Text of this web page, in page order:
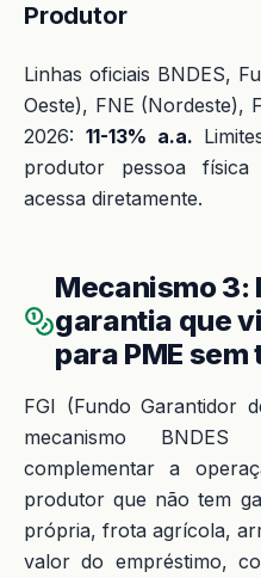
Produtor
Linhas oficiais BNDES,
Oeste), FNE (Nordeste),
2026: 11-13% a.a.
produtor pessoa
acessa diretamente.
Mecanismo 3:
garantia que
para PME
FGI (Fundo Garantidor
mecanismo
complementar a
produtor que não tem
própria, frota agrícola,
valor do empréstimo,